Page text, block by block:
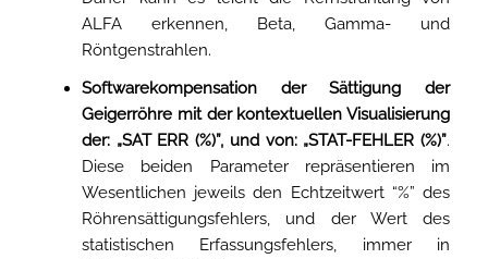
ALFA erkennen, Beta, Gamma- und
Röntgenstrahlen.
Softwarekompensation der Sättigung der
Geigerröhre mit der kontextuellen Visualisierung
der: „SAT ERR (%)”, und von: „STAT-FEHLER (%)”.
Diese beiden Parameter repräsentieren im
Wesentlichen jeweils den Echtzeitwert “%” des
Röhrensättigungsfehlers, und der Wert des
statistischen Erfassungsfehlers, immer in